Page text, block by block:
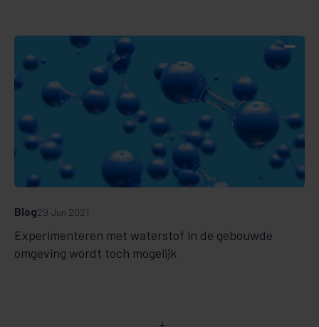
Experimenteren met waterstof in de gebouwde
omgeving wordt toch mogelijk
Blog29 Jun 2021